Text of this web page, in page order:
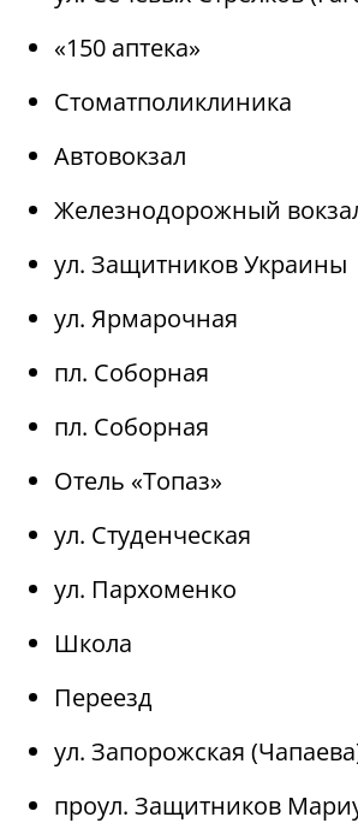
«150 аптека»
Стоматполиклиника
Автовокзал
Железнодорожный
ул. Защитников Украины
ул. Ярмарочная
пл. Соборная
пл. Соборная
Отель «Топаз»
ул. Студенческая
ул. Пархоменко
Школа
Переезд
ул. Запорожская
проул. Защитников